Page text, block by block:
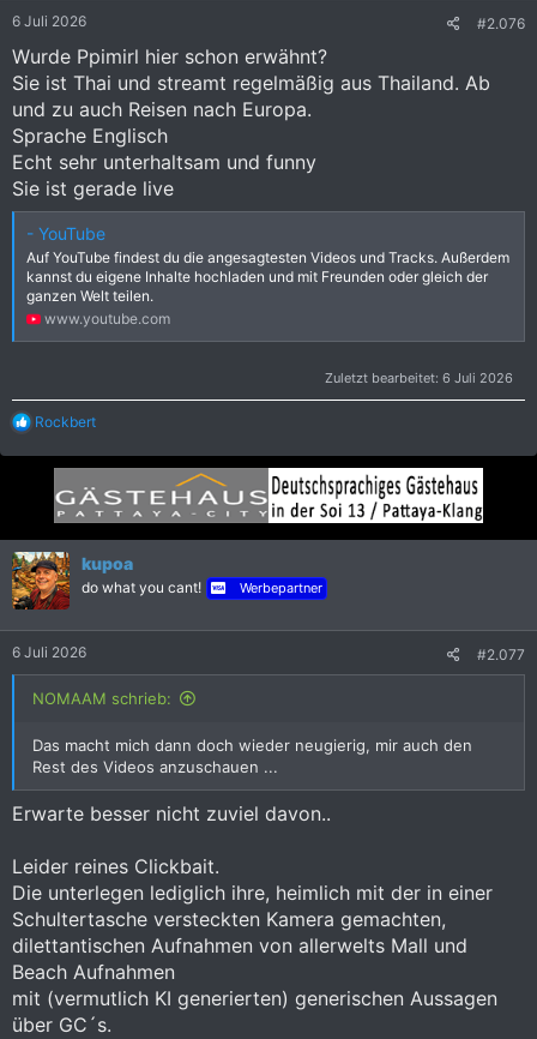
n
6 Juli 2026 #2.076
Wurde Ppimirl hier schon erwähnt?
Sie ist Thai und streamt regelmäßig aus Thailand. Ab
und zu auch Reisen nach Europa.
Sprache Englisch
Echt sehr unterhaltsam und funny
Sie ist gerade live
- YouTube
Auf YouTube findest du die angesagtesten Videos und Tracks. Außerdem
kannst du eigene Inhalte hochladen und mit Freunden oder gleich der
ganzen Welt teilen.
www.youtube.com
Zuletzt bearbeitet: 6 Juli 2026
R
a
o
n
e
n
:
Rockbert
kupoa
do what you cant! Werbepartner
6 Juli 2026 #2.077
NOMAAM schrieb:
Das macht mich dann doch wieder neugierig, mir auch den
Rest des Videos anzuschauen ...
Erwarte besser nicht zuviel davon..
Leider reines Clickbait.
Die unterlegen lediglich ihre, heimlich mit der in einer
Schultertasche versteckten Kamera gemachten,
dilettantischen Aufnahmen von allerwelts Mall und
Beach Aufnahmen
mit (vermutlich KI generierten) generischen Aussagen
über GC´s.